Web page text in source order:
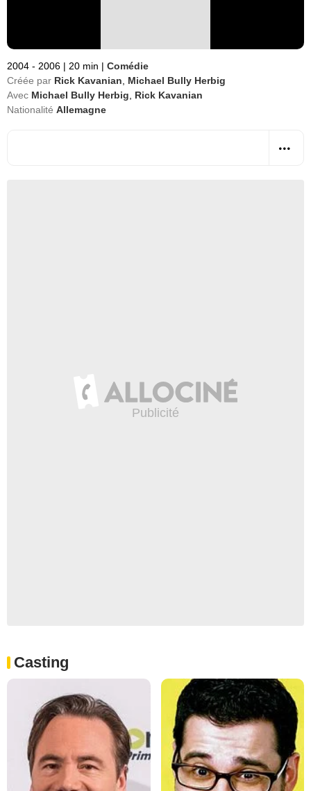
2004 - 2006 | 20 min | Comédie
Créée par Rick Kavanian
Michael Bully Herbig
Avec Michael Bully Herbig
Rick Kavanian
Nationalité Allemagne
Casting